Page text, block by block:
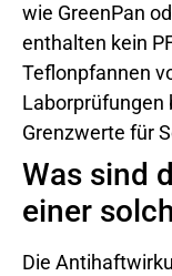
wie GreenPan
enthalten kein
Teflonpfannen
Laborprüfungen
Grenzwerte für
Was sind
einer
Die